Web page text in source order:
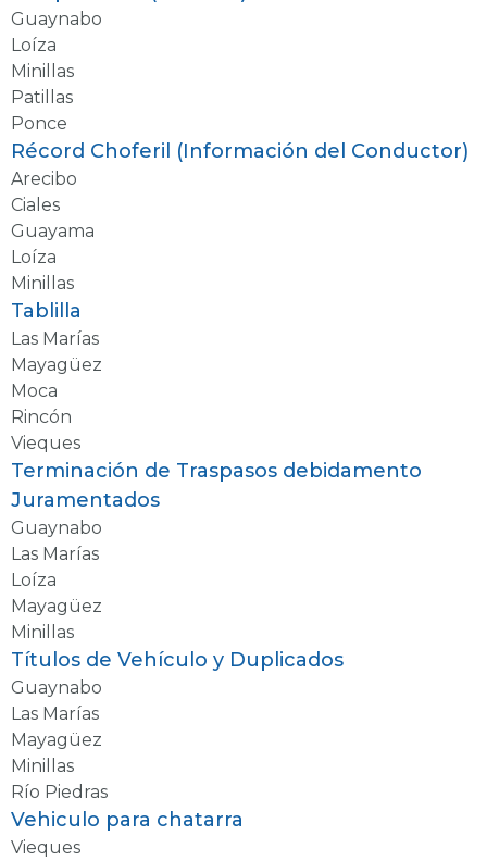
Guaynabo
Loíza
Minillas
Patillas
Ponce
Récord Choferil (Información del Conductor)
Arecibo
Ciales
Guayama
Loíza
Minillas
Tablilla
Las Marías
Mayagüez
Moca
Rincón
Vieques
Terminación de Traspasos debidamento
Juramentados
Guaynabo
Las Marías
Loíza
Mayagüez
Minillas
Títulos de Vehículo y Duplicados
Guaynabo
Las Marías
Mayagüez
Minillas
Río Piedras
Vehiculo para chatarra
Vieques